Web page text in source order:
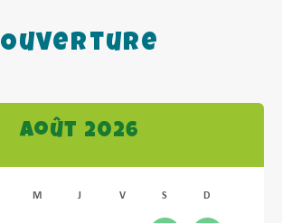
Ouverture
Août 2026
M J V S D